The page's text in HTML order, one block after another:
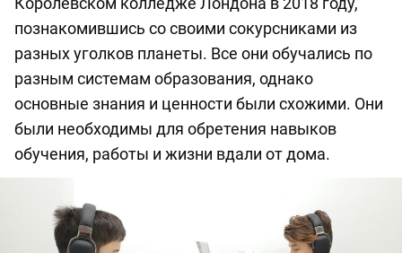
познакомившись со своими сокурсниками из
разных уголков планеты. Все они обучались по
разным системам образования, однако
основные знания и ценности были схожими. Они
были необходимы для обретения навыков
обучения, работы и жизни вдали от дома.